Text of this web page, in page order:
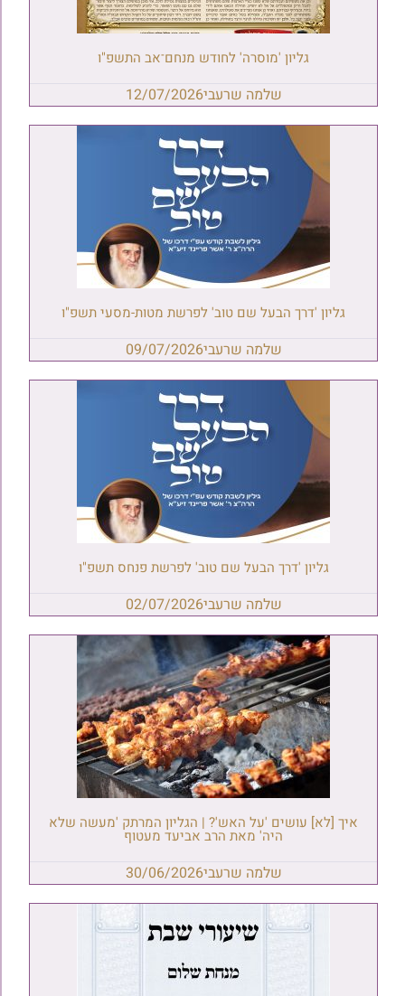
גליון 'מוסרה' לחודש מנחם־אב התשפ"ו
שלמה שרעבי12/07/2026
גליון 'דרך הבעל שם טוב' לפרשת מטות-מסעי תשפ"ו
שלמה שרעבי09/07/2026
גליון 'דרך הבעל שם טוב' לפרשת פנחס תשפ"ו
שלמה שרעבי02/07/2026
איך [לא] עושים 'על האש'? | הגליון המרתק 'מעשה שלא
היה' מאת הרב אביעד מעטוף
שלמה שרעבי30/06/2026